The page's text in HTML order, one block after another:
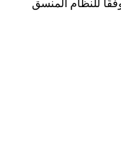
للنظام المنسق